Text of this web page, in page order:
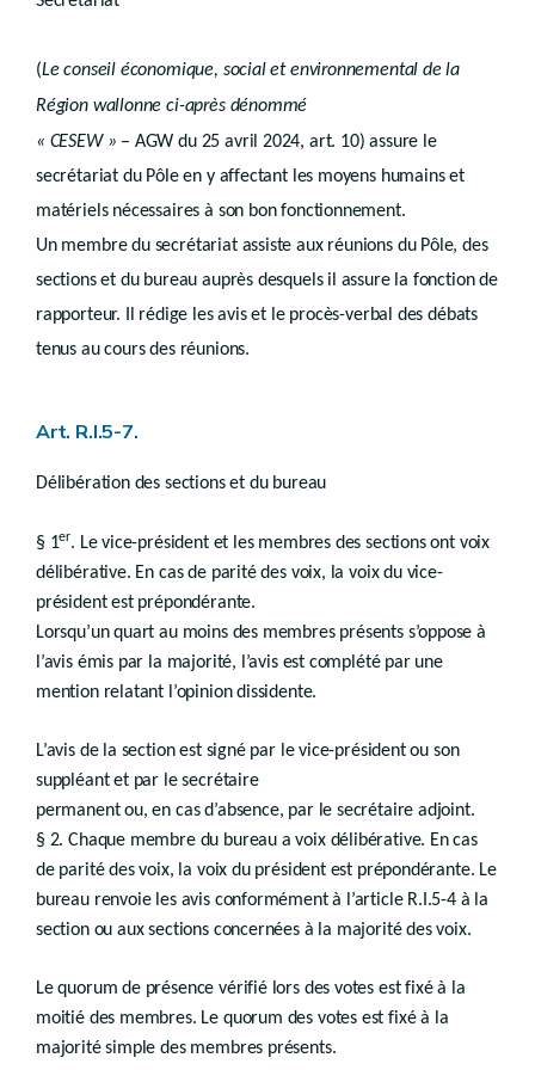
Art. R.V.19-4
Section 3 Subventions aux personnes physiques ou morales de droit privé pour les actes et travaux réalisés dans un périmètre de site à réaménager ou de site de réhabilitation paysagère et environnementale en application de l’article D.V.19, 3°
Art. R.V.19-6
Art. R.V.19-8
Art. R.V.19-9
Section 5 Modalités de liquidation des subventions
Art. R.V.19-10
Art. R.V.19-11
Art. R.V.19-12
Chapitre 2
Droit transitoire
POLITIQUE FONCIERE
Chapitre 1er
Chapitre 2
Pouvoirs expropriants
Chapitre 3
Procédure administrative
Chapitre 4
Chapitre 5
Calcul des indemnités
Chapitre 6
Expropriation à la demande d’un tiers
Chapitre 7
Comité d’acquisition
Renonciation à l’expropriation
Titre 2
Droit de préemption
Chapitre 1er
Champ d’application
(Le conseil économique, social et environnemental de la
Région wallonne ci-après dénommé
« CESEW » – AGW du 25 avril 2024, art. 10) assure le
secrétariat du Pôle en y affectant les moyens humains et
matériels nécessaires à son bon fonctionnement.
Un membre du secrétariat assiste aux réunions du Pôle, des
sections et du bureau auprès desquels il assure la fonction de
rapporteur. Il rédige les avis et le procès-verbal des débats
tenus au cours des réunions.
Art. R.I.5-7.
Délibération des sections et du bureau
§ 1er. Le vice-président et les membres des sections ont voix
délibérative. En cas de parité des voix, la voix du vice-
président est prépondérante.
Lorsqu’un quart au moins des membres présents s’oppose à
l’avis émis par la majorité, l’avis est complété par une
mention relatant l’opinion dissidente.
L’avis de la section est signé par le vice-président ou son
suppléant et par le secrétaire
permanent ou, en cas d’absence, par le secrétaire adjoint.
§ 2. Chaque membre du bureau a voix délibérative. En cas
de parité des voix, la voix du président est prépondérante. Le
bureau renvoie les avis conformément à l’article R.I.5-4 à la
section ou aux sections concernées à la majorité des voix.
Le quorum de présence vérifié lors des votes est fixé à la
moitié des membres. Le quorum des votes est fixé à la
majorité simple des membres présents.